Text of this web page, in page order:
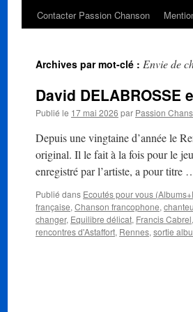
Contacter Passion Chanson
Archives par mot-clé : Envie de
David DELABROSSE
Publié le 17 mai 2026 par Passion
Depuis une vingtaine d’année le
original. Il le fait à la fois pour le
enregistré par l’artiste, a pour titre
Publié dans Ecoutés pour vous
française, Chanson francophone,
changer, Equilibre délicat, Francis Cabrel,
rencontres d'Astaffort, Rennes, sortie